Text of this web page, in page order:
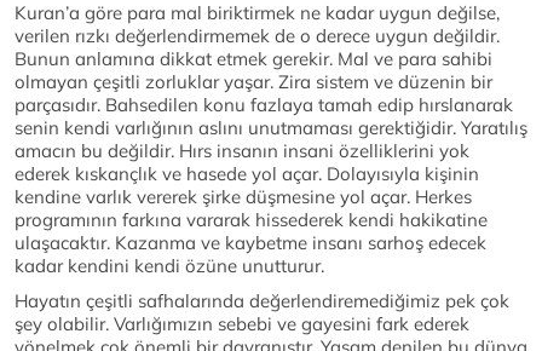
Kuran’a göre para mal biriktirmek ne kadar uygun değilse,
verilen rızkı değerlendirmemek de o derece uygun değildir.
Bunun anlamına dikkat etmek gerekir. Mal ve para sahibi
olmayan çeşitli zorluklar yaşar. Zira sistem ve düzenin bir
parçasıdır. Bahsedilen konu fazlaya tamah edip hırslanarak
senin kendi varlığının aslını unutmaması gerektiğidir. Yaratılış
amacın bu değildir. Hırs insanın insani özelliklerini yok
ederek kıskançlık ve hasede yol açar. Dolayısıyla kişinin
kendine varlık vererek şirke düşmesine yol açar. Herkes
programının farkına vararak hissederek kendi hakikatine
ulaşacaktır. Kazanma ve kaybetme insanı sarhoş edecek
kadar kendini kendi özüne unutturur.
Hayatın çeşitli safhalarında değerlendiremediğimiz pek çok
şey olabilir. Varlığımızın sebebi ve gayesini fark ederek